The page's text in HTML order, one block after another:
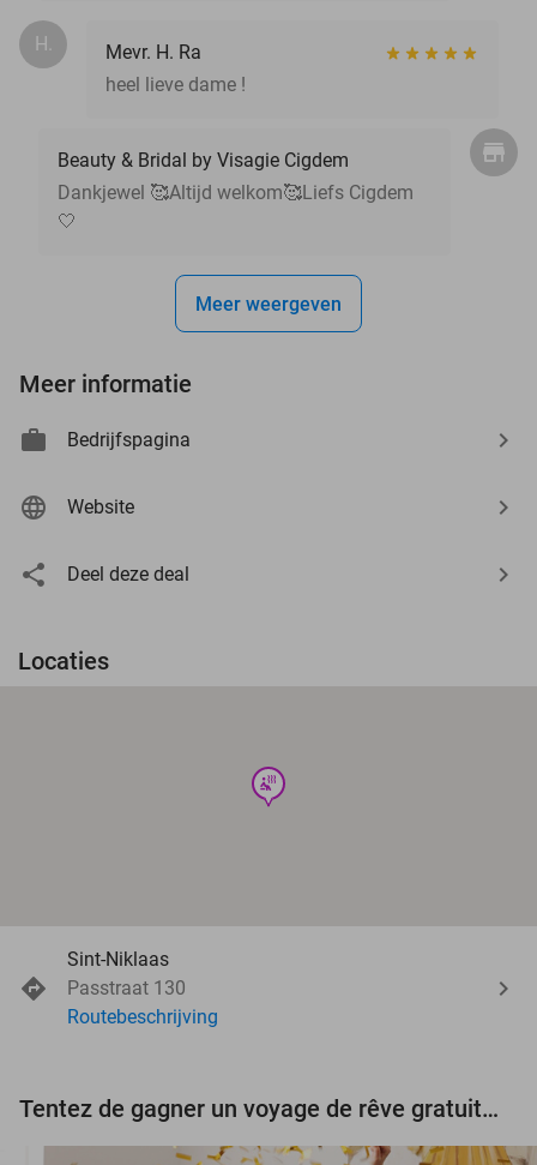
H.
Mevr. H. Ra
heel lieve dame !
Beauty & Bridal by Visagie Cigdem
Dankjewel 🥰Altijd welkom🥰Liefs Cigdem
🤍
Meer weergeven
Meer informatie
Bedrijfspagina
Website
Deel deze deal
Locaties
wellness
Sint-Niklaas
Passtraat 130
Routebeschrijving
Tentez de gagner un voyage de rêve gratuit d'une valeur de 3.000 € !